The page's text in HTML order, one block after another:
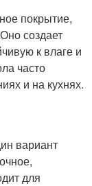
покрытие,
создает
к влаге и
часто
и на кухнях.
вариант
для